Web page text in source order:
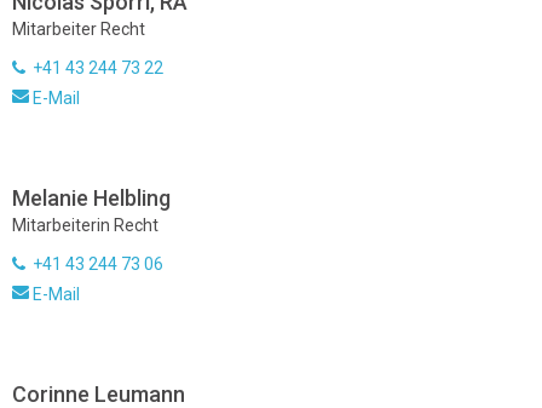
Mitarbeiter Recht
+41 43 244 73 22
E-Mail
Melanie Helbling
Mitarbeiterin Recht
+41 43 244 73 06
E-Mail
Corinne Leumann